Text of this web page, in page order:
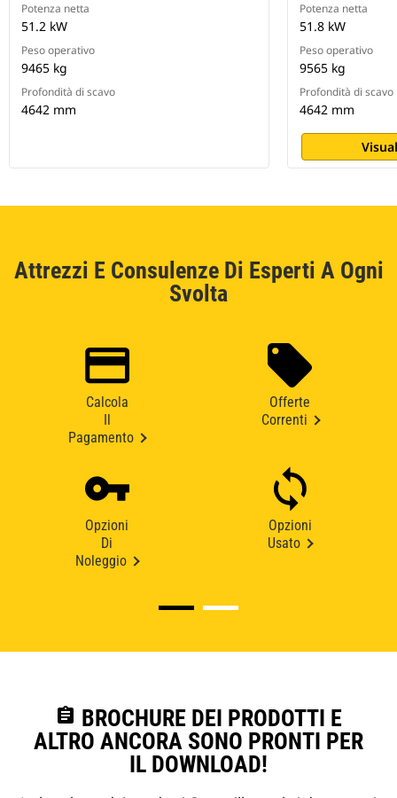
Potenza netta
51.2 kW
Peso operativo
9465 kg
Profondità di scavo
4642 mm
Potenza netta
51.8 kW
Peso operativo
9565 kg
Profondità di scavo
4642 mm
Attrezzi E Consulenze Di Esperti A Ogni
Svolta
Calcola
Pagamento
Offerte
Correnti
Opzioni
Di
Noleggio
Opzioni
Usato
assignment BROCHURE DEI PRODOTTI E
ALTRO ANCORA SONO PRONTI PER
IL DOWNLOAD!